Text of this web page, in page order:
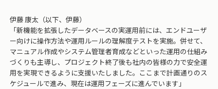
伊藤 康太（以下、伊藤）
「新機能を拡張したデータベースの実運用前には、エンドユーザ
ー向けに操作方法や運用ルールの理解度テストを実施。併せて、
マニュアル作成やシステム管理者育成などといった運用の仕組み
づくりも主導し、プロジェクト終了後も社内の皆様の力で安全運
用を実現できるように支援いたしました。ここまで計画通りのス
ケジュールで進み、現在は運用フェーズに進んでいます」